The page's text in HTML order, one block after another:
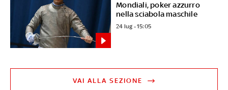
Mondiali, poker azzurro
nella sciabola maschile
24 lug - 15:05
VAI ALLA SEZIONE